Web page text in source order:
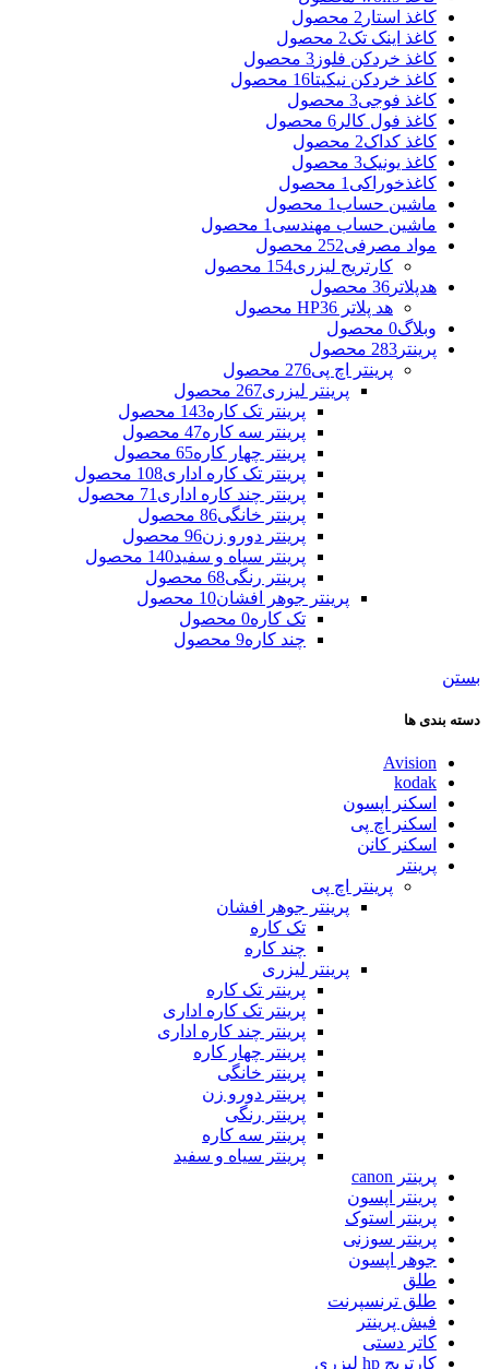
کاغذ استار 2 محصول
کاغذ اینک تک2 محصول
کاغذ خردکن فلوز 3 محصول
کاغذ خردکن نیکیتا16 محصول
کاغذ فوجی3 محصول
کاغذ فول کالر 6 محصول
کاغذ کداک2 محصول
کاغذ یونیک3 محصول
کاغذخوراکی 1 محصول
ماشین حساب 1 محصول
ماشین حساب مهندسی 1 محصول
مواد مصرفی252 محصول
کارتریج لیزری154 محصول
هدپلاتر 36 محصول
هد پلاتر HP 36 محصول
وبلاگ0 محصول
پرینتر 283 محصول
پرینتر اچ پی276 محصول
پرینتر لیزری267 محصول
پرینتر تک کاره143 محصول
پرینتر سه کاره47 محصول
پرینتر چهار کاره65 محصول
پرینتر تک کاره اداری108 محصول
پرینتر چند کاره اداری 71 محصول
پرینتر خانگی86 محصول
پرینتر دورو زن96 محصول
پرینتر سیاه و سفید140 محصول
پرینتر رنگی68 محصول
پرینتر جوهر افشان10 محصول
تک کاره0 محصول
چند کاره9 محصول
بستن
دسته بندی ها
Avision
kodak
اسکنر اپسون
اسکنر اچ پی
اسکنر کانن
پرینتر
پرینتر اچ پی
پرینتر جوهر افشان
تک کاره
چند کاره
پرینتر لیزری
پرینتر تک کاره
پرینتر تک کاره اداری
پرینتر چند کاره اداری
پرینتر چهار کاره
پرینتر خانگی
پرینتر دورو زن
پرینتر رنگی
پرینتر سه کاره
پرینتر سیاه و سفید
پرینتر canon
پرینتر اپسون
پرینتر استوک
پرینتر سوزنی
جوهر اپسون
طلق
طلق ترنسپرنت
فیش پرینتر
کاتر دستی
کارتریج hp لیزری